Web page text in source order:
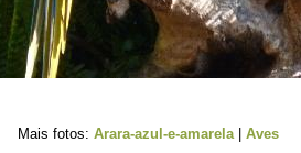
Mais fotos: Arara-azul-e-amarela| Aves